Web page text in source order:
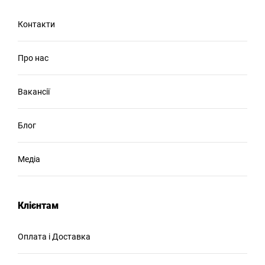
Контакти
Про нас
Вакансії
Блог
Медіа
Клієнтам
Оплата і Доставка